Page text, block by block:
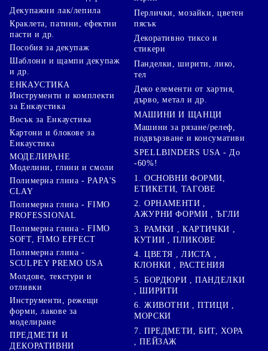
Декупажни лак/лепила
Краклета, патини, ефектни
пасти и др.
Пособия за декупаж
Шаблони и щампи декупаж
и др.
ЕНКАУСТИКА
Инструменти и комплекти
за Енкаустика
Восък за Енкаустика
Картони и блокове за
Енкаустика
МОДЕЛИРАНЕ
Моделини, глини и смоли
Полимерна глина - PAPA'S
CLAY
Полимерна глина - FIMO
PROFESSIONAL
Полимерна глина - FIMO
SOFT, FIMO EFFECT
Полимерна глина -
SCULPEY PREMO USA
Молдове, текстури и
отливки
Инструменти, режещи
форми, лакове за
моделиране
ПРЕДМЕТИ И
ДЕКОРАТИВНИ
Перлички, мозайки, цветен
пясък
Декоративно тиксо и
стикери
Панделки, ширити, лико,
тел
Деко елементи от хартия,
дърво, метал и др.
МАШИНИ И ЩАНЦИ
Машини за рязане/релеф,
подвързване и консумативи
SPELLBINDERS USA - До
-60%!
1. ОСНОВНИ ФОРМИ,
ЕТИКЕТИ, ТАГОВЕ
2. ОРНАМЕНТИ ,
АЖУРНИ ФОРМИ , ЪГЛИ
3. РАМКИ , КАРТИЧКИ ,
КУТИИ , ПЛИКОВЕ
4. ЦВЕТЯ , ЛИСТА ,
КЛОНКИ , РАСТЕНИЯ
5. БОРДЮРИ , ПАНДЕЛКИ
, ШИРИТИ
6. ЖИВОТНИ , ПТИЦИ ,
МОРСКИ
7. ПРЕДМЕТИ, БИТ, ХОРА
, ПЕЙЗАЖ